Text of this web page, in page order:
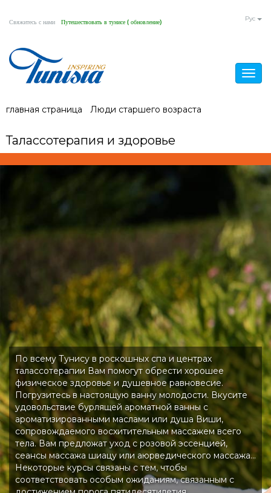
Aller
principal
Pyc
Свяжитесь с нами Путешествовать в тунисе ( обновление)
Vous
êtes
ici
главная страница Люди старшего возраста
Талассотерапия и здоровье
По всему Тунису в роскошных спа и центрах
талассотерапии Вам помогут обрести хорошее
физическое здоровье и душевное равновесие.
Погрузитесь в настоящую ванну молодости. Вкусите
удовольствие бурлящей ароматной ванны с
ароматизированными маслами или душа Виши,
сопровождаемого восхитительным массажем всего
тела. Вам предложат уход с розовой эссенцией,
сеансы массажа шиацу или аюрведического массажа…
Некоторые курсы связаны с тем, чтобы
соответствовать особым ожиданиям, связанным с